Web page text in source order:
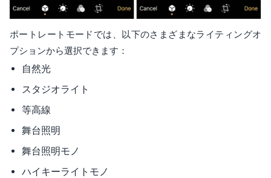
ポートレートモードでは、以下のさまざまなライティングオ
プションから選択できます：
自然光
スタジオライト
等高線
舞台照明
舞台照明モノ
ハイキーライトモノ